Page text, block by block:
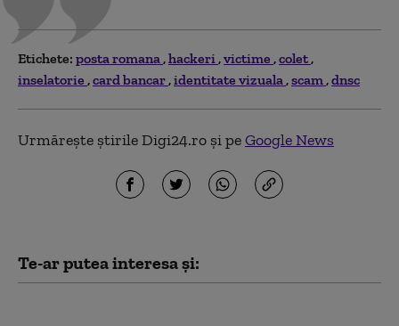
Etichete: posta romana hackeri victime colet
inselatorie card bancar identitate vizuala scam dnsc
Urmărește știrile Digi24.ro și peGoogle News
Te-ar putea interesa și: